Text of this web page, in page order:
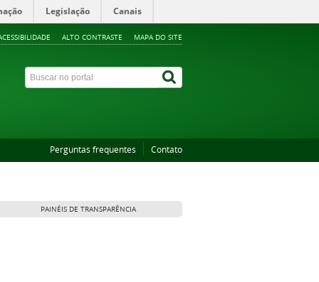
Legislação Canais
ALTO CONTRASTE MAPA DO SITE
Perguntas frequentes Contato
PAINÉIS DE TRANSPARÊNCIA